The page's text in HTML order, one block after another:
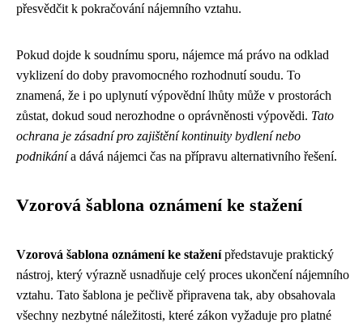
přesvědčit k pokračování nájemního vztahu.
Pokud dojde k soudnímu sporu, nájemce má právo na odklad
vyklizení do doby pravomocného rozhodnutí soudu. To
znamená, že i po uplynutí výpovědní lhůty může v prostorách
zůstat, dokud soud nerozhodne o oprávněnosti výpovědi. Tato
ochrana je zásadní pro zajištění kontinuity bydlení nebo
podnikánía dává nájemci čas na přípravu alternativního řešení.
Vzorová šablona oznámení ke stažení
Vzorová šablona oznámení ke staženípředstavuje praktický
nástroj, který výrazně usnadňuje celý proces ukončení nájemního
vztahu. Tato šablona je pečlivě připravena tak, aby obsahovala
všechny nezbytné náležitosti, které zákon vyžaduje pro platné